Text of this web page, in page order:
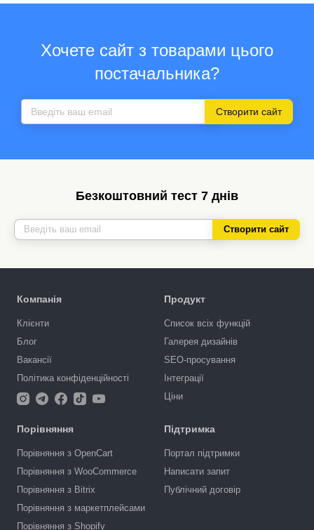
Хочете сайт з товарами цього
постачальника?
Створити сайт
Безкоштовний тест 7 днів
Створити сайт
Компанія
Клієнти
Блог
Вакансії
Політика конфіденційності
Продукт
Список всіх функцій
Галерея дизайнів
SEO-просування
Інтеграції
Ціни
Порівняння
Порівняння з OpenCart
Порівняння з WooCommerce
Порівняння з Bitrix
Порівняння з маркетплейсами
Порівняння з Shopify
Підтримка
Портал підтримки
Написати запит
Публічний договір